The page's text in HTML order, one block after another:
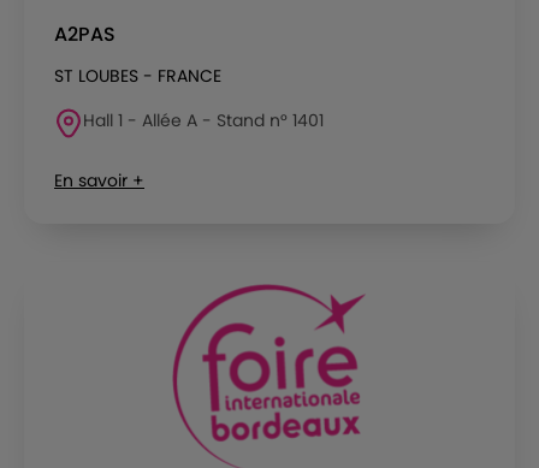
A2PAS
ST LOUBES - FRANCE
Hall 1 - Allée A - Stand n° 1401
En savoir +